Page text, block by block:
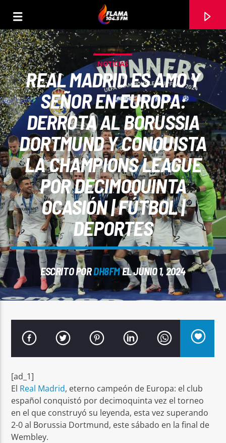
CANCIÓN ACTUAL
TÍTULO
ARTISTA
Señal FM
NOTICIAS
REAL MADRID ES AMO Y
SEÑOR EN EUROPA:
DERROTA AL BORUSSIA
DORTMUND Y CONQUISTA
LA CHAMPIONS LEAGUE
POR DECIMOQUINTA
OCASIÓN | FÚTBOL |
DEPORTES
ESCRITO PORDH8FMEL JUNIO 1, 2024
[ad_1]
El Real Madrid, eterno campeón de Europa: el club
español conquistó por decimoquinta vez el torneo
en el que construyó su leyenda, esta vez superando
2-0 al Borussia Dortmund, este sábado en la final de
Wembley.